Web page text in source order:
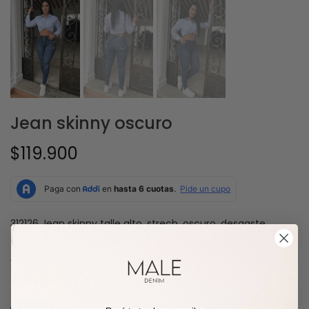
Jean skinny oscuro
$119.900
312126Jean skinny talle alto, strech, oscuro, desgaste